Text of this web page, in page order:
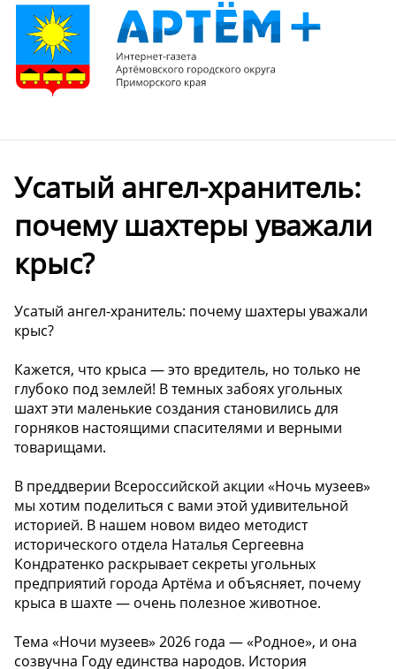
Усатый ангел-хранитель:
почему шахтеры уважали
крыс?
Усатый ангел-хранитель: почему шахтеры уважали
крыс?
Кажется, что крыса — это вредитель, но только не
глубоко под землей! В темных забоях угольных
шахт эти маленькие создания становились для
горняков настоящими спасителями и верными
товарищами.
В преддверии Всероссийской акции «Ночь музеев»
мы хотим поделиться с вами этой удивительной
историей. В нашем новом видео методист
исторического отдела Наталья Сергеевна
Кондратенко раскрывает секреты угольных
предприятий города Артёма и объясняет, почему
крыса в шахте — очень полезное животное.
Тема «Ночи музеев» 2026 года — «Родное», и она
созвучна Году единства народов. История